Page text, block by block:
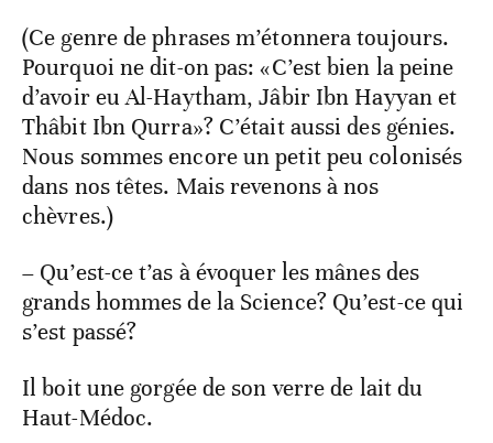
(Ce genre de phrases m’étonnera toujours.
Pourquoi ne dit-on pas: «C’est bien la peine
d’avoir eu Al-Haytham, Jâbir Ibn Hayyan et
Thâbit Ibn Qurra»? C’était aussi des génies.
Nous sommes encore un petit peu colonisés
dans nos têtes. Mais revenons à nos
chèvres.)
– Qu’est-ce t’as à évoquer les mânes des
grands hommes de la Science? Qu’est-ce qui
s’est passé?
Il boit une gorgée de son verre de lait du
Haut-Médoc.